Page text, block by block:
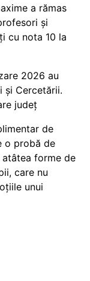
a rămas
și
cu nota 10 la
2026 au
și Cercetării.
județ
de
o probă de
forme de
care nu
unui